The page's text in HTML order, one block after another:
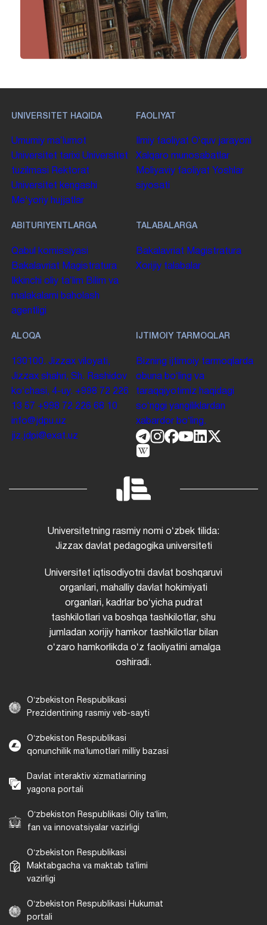
UNIVERSITET HAQIDA
Umumiy maʼlumot
Universitet tarixi Universitet
tuzilmasi
Rektorat
Universitet kengashi
Me'yoriy hujjatlar
FAOLIYAT
Ilmiy faoliyat Oʻquv jarayoni
Xalqaro munosabatlar
Moliyaviy faoliyat Yoshlar
siyosati
ABITURIYENTLARGA
Qabul komissiyasi
Bakalavriat Magistratura
Ikkinchi oliy taʼlim Bilim va
malakalarni baholash
agentligi
TALABALARGA
Bakalavriat Magistratura
Xorijiy talabalar
ALOQA
130100. Jizzax viloyati,
Jizzax shahri, Sh. Rashidov
koʻchasi, 4-uy. +998 72 226
13 57 +998 72 226 68 10
info@jdpu.uz
jiz.jdpi@exat.uz
IJTIMOIY TARMOQLAR
Bizning ijtimoiy tarmoqlarda
obuna boʻling va
taraqqiyotimiz haqidagi
soʻnggi yangiliklardan
xabardor boʻling.
Universitetning rasmiy nomi oʻzbek tilida:
Jizzax davlat pedagogika universiteti
Universitet iqtisodiyotni davlat boshqaruvi
organlari, mahalliy davlat hokimiyati
organlari, kadrlar boʻyicha pudrat
tashkilotlari va boshqa tashkilotlar, shu
jumladan xorijiy hamkor tashkilotlar bilan
oʻzaro hamkorlikda oʻz faoliyatini amalga
oshiradi.
Oʻzbekiston Respublikasi
Prezidentining rasmiy veb-sayti
Oʻzbekiston Respublikasi
qonunchilik maʼlumotlari milliy bazasi
Davlat interaktiv xizmatlarining
yagona portali
Oʻzbekiston Respublikasi Oliy taʼlim,
fan va innovatsiyalar vazirligi
Oʻzbekiston Respublikasi
Maktabgacha va maktab taʼlimi
vazirligi
Oʻzbekiston Respublikasi Hukumat
portali